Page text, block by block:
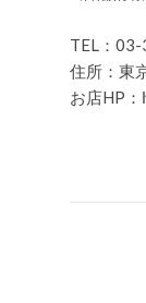
TEL：
住所：東
お店HP：